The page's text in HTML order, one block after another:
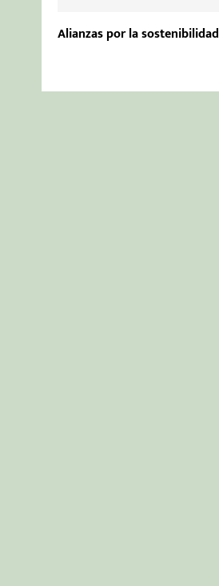
Alianzas por la sostenibilidad